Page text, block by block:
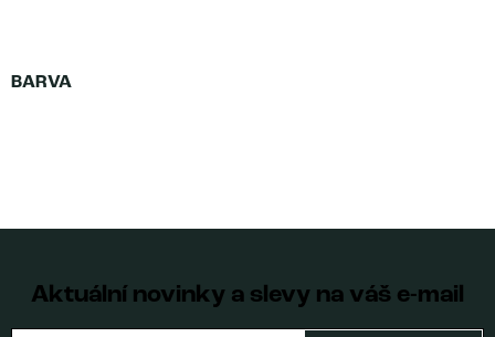
Aktuální novinky a slevy na váš e-mail